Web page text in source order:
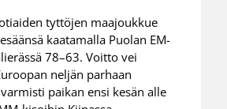
tyttöjen maajoukkue
kaatamalla Puolan EM-
78–63. Voitto vei
neljän parhaan
paikan ensi kesän alle